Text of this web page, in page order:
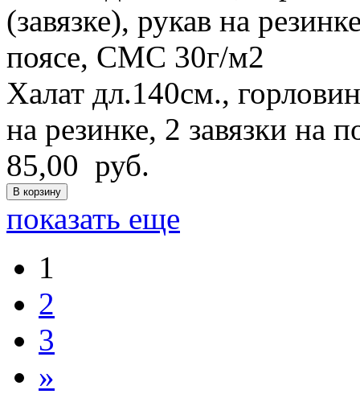
Халат дл.140см.,
на резинке, 2 завязки на
85,00 руб.
В корзину
показать еще
1
2
3
»